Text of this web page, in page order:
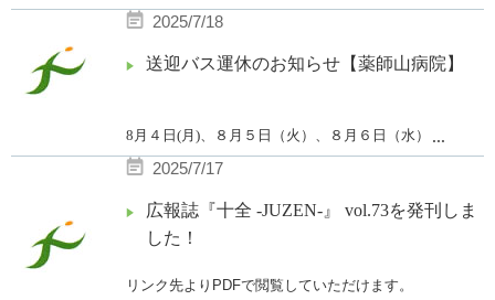
【増便開始日】
2025年7月22日〜
【 増便時刻①】
↓
蹴上駅2番出口発 13：45
↓
【 増便時刻②】
↓
2025/7/18
送迎バス運休のお知らせ【薬師山病院】
8月４日(月) 、８月５日（火）、８月６日（水）
午後の便を運休とさせていただきます。
（薬師山発8 ： 00 北大路発 8：10のみ運行）
ご利用の皆様には、ご不便をおかけ致します。
ません。ご了承ください。
...
2025/7/17
広報誌『十全 -JUZEN-』 vol.73を発刊しま
した！
リンク先よりPDFで閲覧していただけます。